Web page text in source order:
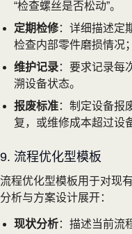
“检查螺丝是否松动”。
定期检修：详细描述定
检查内部零件磨损情况
维护记录：要求记录每
溯设备状态。
报废标准：制定设备报
复，或维修成本超过设
9. 流程优化型模板
流程优化型模板用于对现
分析与方案设计展开：
现状分析：描述当前流